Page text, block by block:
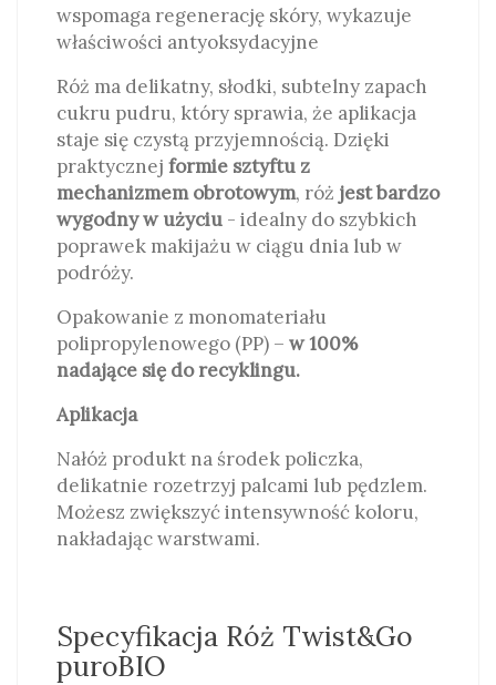
wspomaga regenerację skóry, wykazuje
właściwości antyoksydacyjne
Róż ma delikatny, słodki, subtelny zapach
cukru pudru, który sprawia, że aplikacja
staje się czystą przyjemnością. Dzięki
praktycznej formie sztyftu z
mechanizmem obrotowym, róż jest bardzo
wygodny w użyciu - idealny do szybkich
poprawek makijażu w ciągu dnia lub w
podróży.
Opakowanie z monomateriału
polipropylenowego (PP) – w 100%
nadające się do recyklingu.
Aplikacja
Nałóż produkt na środek policzka,
delikatnie rozetrzyj palcami lub pędzlem.
Możesz zwiększyć intensywność koloru,
nakładając warstwami.
Specyfikacja Róż Twist&Go
puroBIO